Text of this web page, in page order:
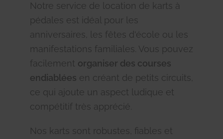
Notre service de location de karts à
pédales est idéal pour les
anniversaires, les fêtes d'école ou les
manifestations familiales. Vous pouvez
facilement organiser des courses
endiablées en créant de petits circuits,
ce qui ajoute un aspect ludique et
compétitif très apprécié.
Nos karts sont robustes, fiables et